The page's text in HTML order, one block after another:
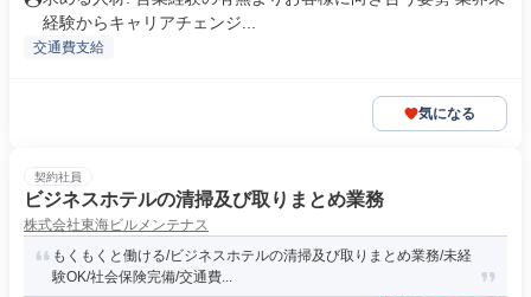
経験からキャリアチェンジ...
交通費支給
気になる
契約社員
ビジネスホテルの清掃及び取りまとめ業務
株式会社東海ビルメンテナス
もくもくと働ける/ビジネスホテルの清掃及び取りまとめ業務/未経
験OK/社会保険完備/交通費...